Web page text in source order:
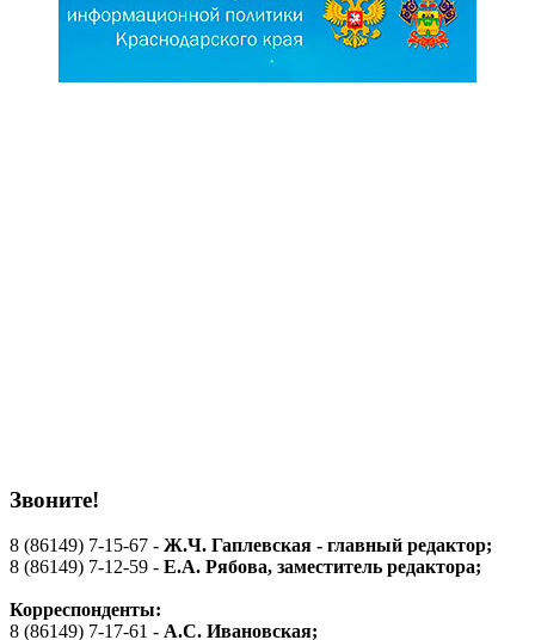
Звоните!
8 (86149) 7-15-67 - Ж.Ч. Гаплевская - главный редактор;
8 (86149) 7-12-59 - Е.А. Рябова, заместитель редактора;
Корреспонденты:
8 (86149) 7-17-61 - А.С. Ивановская;